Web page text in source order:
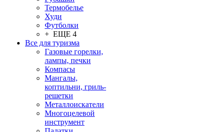
Термобелье
Худи
Футболки
+ ЕЩЕ 4
Все для туризма
Газовые горелки,
лампы, печки
Компасы
Мангалы,
коптильни, гриль-
решетки
Металлоискатели
Многоцелевой
инструмент